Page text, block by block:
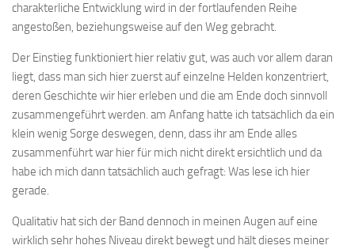
charakterliche Entwicklung wird in der fortlaufenden Reihe
angestoßen, beziehungsweise auf den Weg gebracht.
Der Einstieg funktioniert hier relativ gut, was auch vor allem daran
liegt, dass man sich hier zuerst auf einzelne Helden konzentriert,
deren Geschichte wir hier erleben und die am Ende doch sinnvoll
zusammengeführt werden. am Anfang hatte ich tatsächlich da ein
klein wenig Sorge deswegen, denn, dass ihr am Ende alles
zusammenführt war hier für mich nicht direkt ersichtlich und da
habe ich mich dann tatsächlich auch gefragt: Was lese ich hier
gerade.
Qualitativ hat sich der Band dennoch in meinen Augen auf eine
wirklich sehr hohes Niveau direkt bewegt und hält dieses meiner